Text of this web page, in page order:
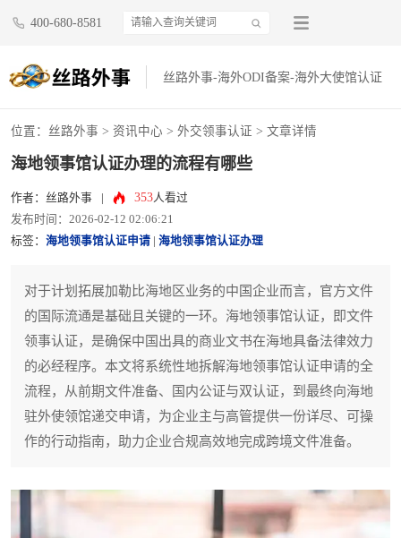
400-680-8581
丝路外事-海外ODI备案-海外大使馆认证
位置： 丝路外事 > 资讯中心 > 外交领事认证 > 文章详情
海地领事馆认证办理的流程有哪些
作者：丝路外事 353人看过
发布时间：2026-02-12 02:06:21
标签： 海地领事馆认证申请 海地领事馆认证办理
对于计划拓展加勒比海地区业务的中国企业而言，官方文件
的国际流通是基础且关键的一环。海地领事馆认证，即文件
领事认证，是确保中国出具的商业文书在海地具备法律效力
的必经程序。本文将系统性地拆解海地领事馆认证申请的全
流程，从前期文件准备、国内公证与双认证，到最终向海地
驻外使领馆递交申请，为企业主与高管提供一份详尽、可操
作的行动指南，助力企业合规高效地完成跨境文件准备。